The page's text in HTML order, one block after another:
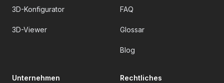
3D-Konfigurator
3D-Viewer
FAQ
Glossar
Blog
Unternehmen Rechtliches